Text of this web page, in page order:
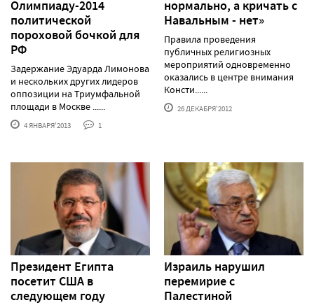
Олимпиаду-2014
политической
пороховой бочкой для
РФ
Задержание Эдуарда Лимонова
и нескольких других лидеров
оппозиции на Триумфальной
площади в Москве ......
4 ЯНВАРЯ'2013 1
нормально, а кричать с
Навальным - нет»
Правила проведения
публичных религиозных
мероприятий одновременно
оказались в центре внимания
Консти......
26 ДЕКАБРЯ'2012
Президент Египта
посетит США в
следующем году
Израиль нарушил
перемирие с
Палестиной